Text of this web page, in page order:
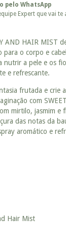
pelo WhatsApp
Expert que vai
AND HAIR MIST
o corpo e
nutrir a pele e os
e refrescante.
frutada e crie
com
mirtilo, jasmim e
das notas da
aromático e
Hair Mist